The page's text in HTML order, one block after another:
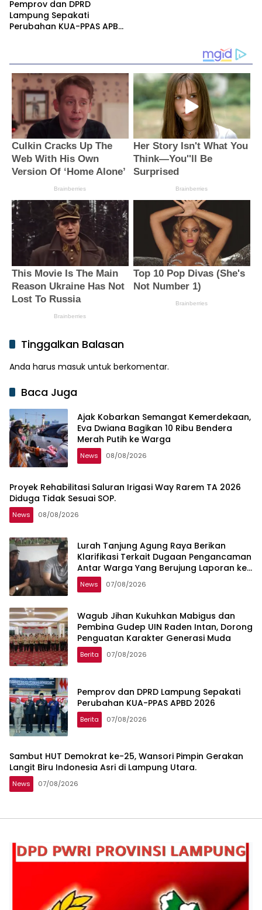
Pemprov dan DPRD
Lampung Sepakati
Perubahan KUA-PPAS APBD
Tinggalkan Balasan
Anda harus masuk untuk berkomentar.
Baca Juga
Ajak Kobarkan Semangat Kemerdekaan,
Eva Dwiana Bagikan 10 Ribu Bendera
Merah Putih ke Warga
News 08/08/2026
Proyek Rehabilitasi Saluran Irigasi Way Rarem TA 2026
Diduga Tidak Sesuai SOP.
News 08/08/2026
Lurah Tanjung Agung Raya Berikan
Klarifikasi Terkait Dugaan Pengancaman
Antar Warga Yang Berujung Laporan ke
Polisi
News 07/08/2026
Wagub Jihan Kukuhkan Mabigus dan
Pembina Gudep UIN Raden Intan, Dorong
Penguatan Karakter Generasi Muda
Berita 07/08/2026
Pemprov dan DPRD Lampung Sepakati
Perubahan KUA-PPAS APBD 2026
Berita 07/08/2026
Sambut HUT Demokrat ke-25, Wansori Pimpin Gerakan
Langit Biru Indonesia Asri di Lampung Utara.
News 07/08/2026